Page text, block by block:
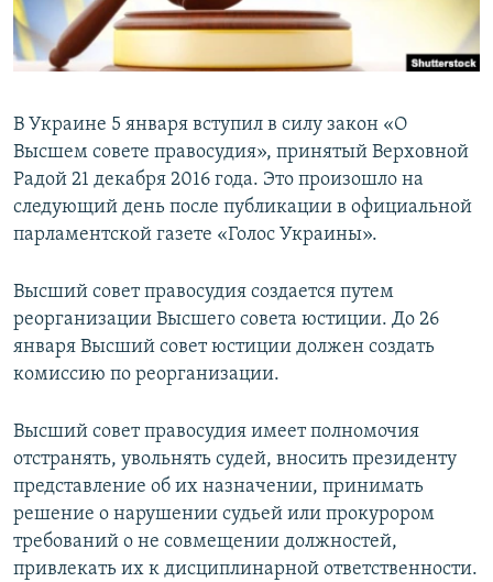
ПОБЕДИТЕЛЕЙ НЕ СУДЯТ?
КРЫМ.НЕПОКОРЕННЫЙ
УКРАИНСКАЯ ПРОБЛЕМА КРЫМА
ПРИСОЕДИНЯЙТЕСЬ!
Все сайты RFE/RL
В Украине 5 января вступил в силу закон «О
Высшем совете правосудия», принятый Верховной
Радой 21 декабря 2016 года. Это произошло на
следующий день после публикации в официальной
парламентской газете «Голос Украины».
Высший совет правосудия создается путем
реорганизации Высшего совета юстиции. До 26
января Высший совет юстиции должен создать
комиссию по реорганизации.
Высший совет правосудия имеет полномочия
отстранять, увольнять судей, вносить президенту
представление об их назначении, принимать
решение о нарушении судьей или прокурором
требований о не совмещении должностей,
привлекать их к дисциплинарной ответственности.